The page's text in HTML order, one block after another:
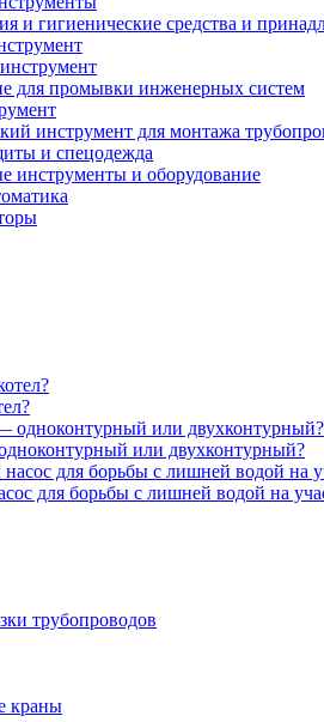
и гигиенические средства и
для промывки инженерных систем
инструмент для монтажа
и спецодежда
инструменты и оборудование
или двухконтурный?
для борьбы с лишней водой на
трубопроводов
краны